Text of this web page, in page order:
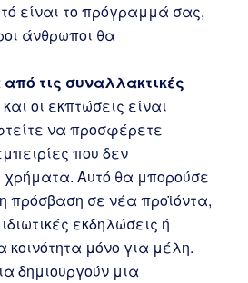
είναι το πρόγραμμά σας,
άνθρωποι θα
τις συναλλακτικές
οι εκπτώσεις είναι
να προσφέρετε
που δεν
χρήματα. Αυτό θα μπορούσε
πρόσβαση σε νέα προϊόντα,
εκδηλώσεις ή
μόνο για μέλη.
δημιουργούν μια